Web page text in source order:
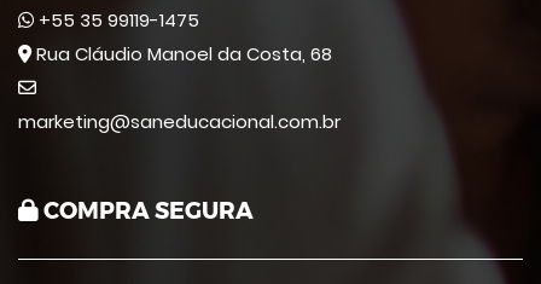
+55 35 99119-1475
Rua Cláudio Manoel da Costa, 68
marketing@saneducacional.com.br
COMPRA SEGURA